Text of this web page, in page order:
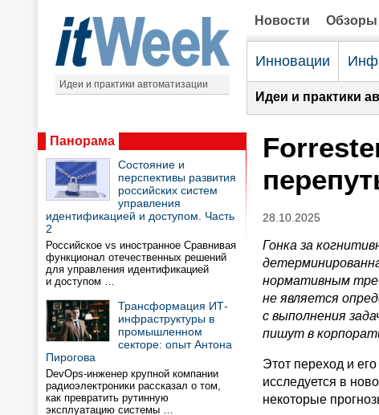
Идеи и практики автоматизации
Новости Обзоры
Инновации
Идеи и практики
Панорама
Состояние и
перспективы развития
российских систем
управления
идентификацией и доступом. Часть
2
Российское vs иностранное Сравнивая
функционал отечественных решений
для управления идентификацией
и доступом …
Трансформация ИТ-
инфраструктуры в
промышленном
секторе: опыт Антона
Пирогова
DevOps-инженер крупной компании
радиоэлектроники рассказал о том,
как превратить рутинную
эксплуатацию системы …
28.10.2025
Гонка за
нормативным
не является
с выполнения
пишут в
Этот переход и
исследуется в
некоторые